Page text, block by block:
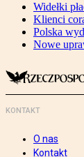
Widełki
Klienci
Polska
Nowe
KONTAKT
O nas
Kontakt